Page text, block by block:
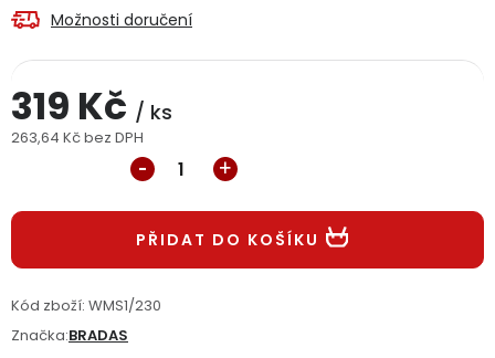
Doprava a platba
PODPORA
Reklamační formulář Odstoupení ve lhůtě 14 dní
Podmínky ochrany osobních údajů
Možnosti doručení
319 Kč / ks
263,64 Kč bez DPH
PŘIDAT DO KOŠÍKU
Kód zboží: WMS1/230
Značka:BRADAS